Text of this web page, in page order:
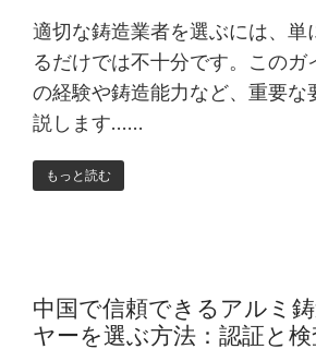
適切な鋳造業者を選ぶには、単
るだけでは不十分です。このガ
の経験や鋳造能力など、重要な
説します……
もっと読む
中国で信頼できるアルミ
ヤーを選ぶ方法：認証と